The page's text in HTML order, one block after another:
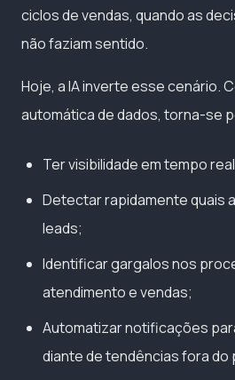
ciclos de vendas, quando as
não faziam sentido.
Hoje, a IA inverte esse cenário.
automática de dados, torna-se
Ter visibilidade em tempo
Detectar rapidamente quais
leads;
Identificar gargalos nos
atendimento e vendas;
Automatizar notificações
diante de tendências fora do